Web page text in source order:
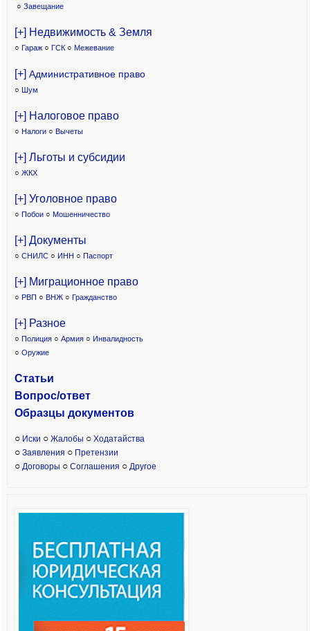
○ Завещание
[+] Недвижимость & Земля
○ Гараж ○ ГСК ○ Межевание
[+] Административное право
○ Шум
[+] Налоговое право
○ Налоги ○ Вычеты
[+] Льготы и субсидии
○ ЖКХ
[+] Уголовное право
○ Побои ○ Мошенничество
[+] Документы
○ СНИЛС ○ ИНН ○ Паспорт
[+] Миграционное право
○ РВП ○ ВНЖ ○ Гражданство
[+] Разное
○ Полиция ○ Армия ○ Инвалидность
○ Оружие
Статьи
Вопрос/ответ
Образцы документов
○ Иски ○ Жалобы ○ Ходатайства
○ Заявления ○ Претензии
○ Договоры ○ Соглашения ○ Другое